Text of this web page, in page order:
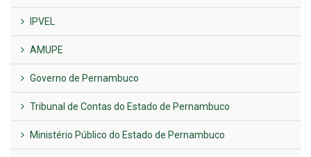
IPVEL
AMUPE
Governo de Pernambuco
Tribunal de Contas do Estado de Pernambuco
Ministério Público do Estado de Pernambuco